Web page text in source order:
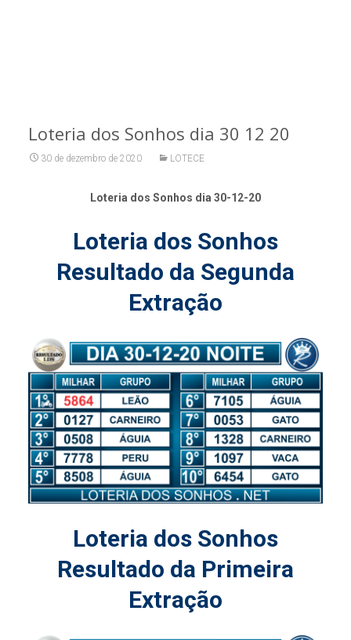
Loteria dos Sonhos dia 30 12 20
30 de dezembro de 2020 LOTECE
Loteria dos Sonhos dia 30-12-20
Loteria dos Sonhos
Resultado da Segunda
Extração
Loteria dos Sonhos
Resultado da Primeira
Extração